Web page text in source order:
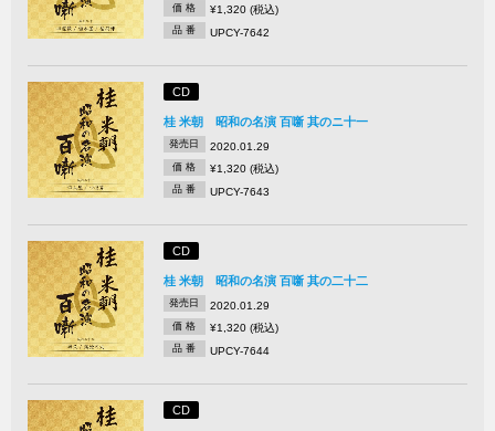
価 格 ¥1,320 (税込)
品 番 UPCY-7642
CD
桂 米朝 昭和の名演 百噺 其のニ十一
発売日 2020.01.29
価 格 ¥1,320 (税込)
品 番 UPCY-7643
CD
桂 米朝 昭和の名演 百噺 其の二十二
発売日 2020.01.29
価 格 ¥1,320 (税込)
品 番 UPCY-7644
CD